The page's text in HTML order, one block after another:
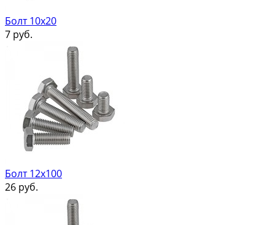
Болт 10х20
7 руб.
Болт 12х100
26 руб.